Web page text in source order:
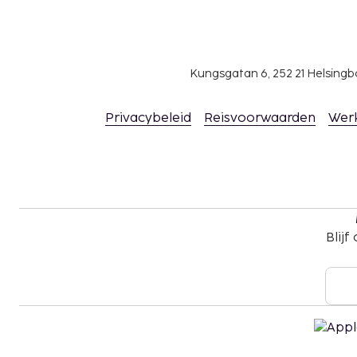
Kungsgatan 6, 252 21
Privacybeleid Reisvoorwaarden
Blijf